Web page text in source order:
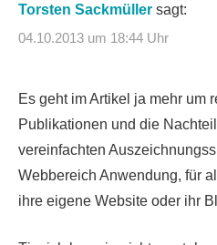
Torsten Sackmüller sagt:
04.10.2013 um 18:44 Uhr
Es geht im Artikel ja mehr um
Publikationen und die
vereinfachten
Webbereich Anwendung, für
ihre eigene Website oder ihr